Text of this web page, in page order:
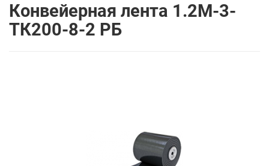
Конвейерная лента 1.2М-3-
ТК200-8-2 РБ